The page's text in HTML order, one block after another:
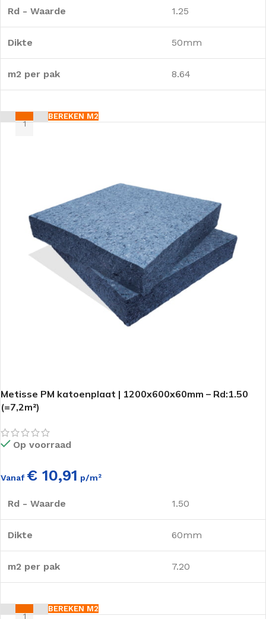
Rd - Waarde 1.25
Dikte 50mm
m2 per pak 8.64
BEREKEN M2
Metisse PM katoenplaat | 1200x600x60mm – Rd:1.50
(=7,2m²)
Op voorraad
Vanaf € 10,91 p/m²
Rd - Waarde 1.50
Dikte 60mm
m2 per pak 7.20
BEREKEN M2